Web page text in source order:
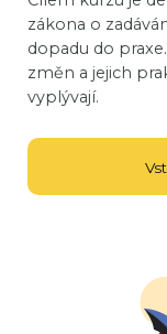
zákona o
dopadu do
změn a jejich
vyplývají.